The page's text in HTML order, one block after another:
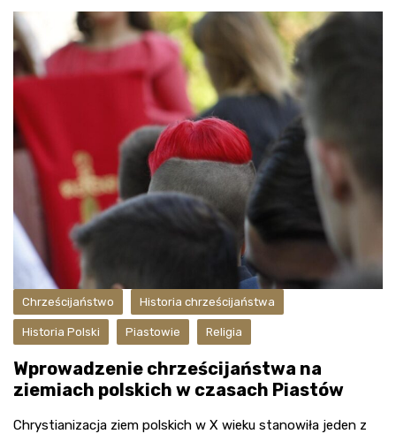
Chrześcijaństwo Historia chrześcijaństwa
Historia Polski Piastowie Religia
Wprowadzenie chrześcijaństwa na
ziemiach polskich w czasach Piastów
Chrystianizacja ziem polskich w X wieku stanowiła jeden z